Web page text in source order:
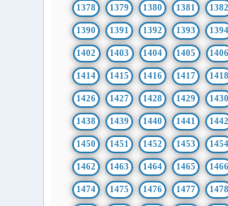
1378 1379 1380 1381 1382
1390 1391 1392 1393 1394
1402 1403 1404 1405
1414 1415 1416 1417 1418
1426 1427 1428 1429 1430
1438 1439 1440 1441 1442
1450 1451 1452 1453 1454
1462 1463 1464 1465 1466
1474 1475 1476 1477 1478